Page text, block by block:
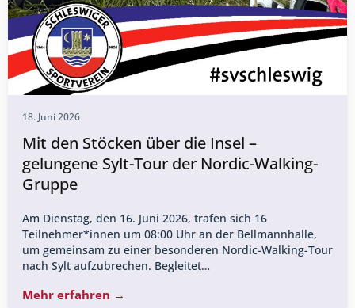
18. Juni 2026
Mit den Stöcken über die Insel –
gelungene Sylt-Tour der Nordic-Walking-
Gruppe
Am Dienstag, den 16. Juni 2026, trafen sich 16
Teilnehmer*innen um 08:00 Uhr an der Bellmannhalle,
um gemeinsam zu einer besonderen Nordic-Walking-Tour
nach Sylt aufzubrechen. Begleitet…
Mehr erfahren →